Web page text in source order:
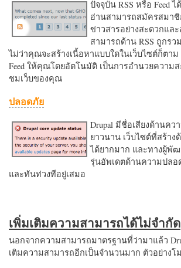
ปัจจุบัน RSS หรือ Feed
อ่านสามารถสมัครสมาชิ
ข่าวสารอย่างสะดวกแล
สามารถด้าน RSS ถูกรว
ไม่ว่าคุณจะสร้างเนื้อหาแบบใดในเว็บไซต์ก็ตาม
Feed ให้คุณโดยอัตโนมัติ เป็นการอำนวยความ
ชมเว็บของคุณ
ปลอดภัย
Drupal มีชื่อเสียงด้านค
ยาวนาน เว็บไซต์ที่สร้าง
ได้ยากมาก และทางผู้พัฒ
รุ่นอัพเดตด้านความปลอ
และทันท่วงทีอยู่เสมอ
เพิ่มเติมความสามารถได้ไม่จำกัด
นอกจากความสามารถมาตรฐานที่ว่ามาแล้ว
เติมความสามารถอีกเป็นจำนวนมาก ตัวอย่าง